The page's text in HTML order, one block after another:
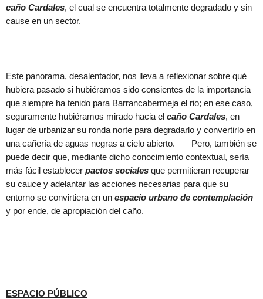
caño Cardales, el cual se encuentra totalmente degradado y sin
cause en un sector.
Este panorama, desalentador, nos lleva a reflexionar sobre qué
hubiera pasado si hubiéramos sido consientes de la importancia
que siempre ha tenido para Barrancabermeja el rio; en ese caso,
seguramente hubiéramos mirado hacia el caño Cardales, en
lugar de urbanizar su ronda norte para degradarlo y convertirlo en
una cañería de aguas negras a cielo abierto. Pero, también se
puede decir que, mediante dicho conocimiento contextual, sería
más fácil establecer pactos sociales que permitieran recuperar
su cauce y adelantar las acciones necesarias para que su
entorno se convirtiera en un espacio urbano de contemplación
y por ende, de apropiación del caño.
ESPACIO PÚBLICO